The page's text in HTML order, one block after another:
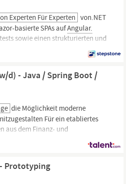
Experten Für Experten von.NET
basierte SPAs aufAngular.
sowie einen strukturierten und
hohe Softwarequalität sicher. Je
an Architekturentscheidungen
im Austausch mit
Testing- und...
d) - Java / Spring Boot /
die Möglichkeit moderne
Für ein etabliertes
aus dem Finanz- und
exklusiv einen erfahrenen
Fokus auf Java, Spring Boot
aus dem
Prototyping